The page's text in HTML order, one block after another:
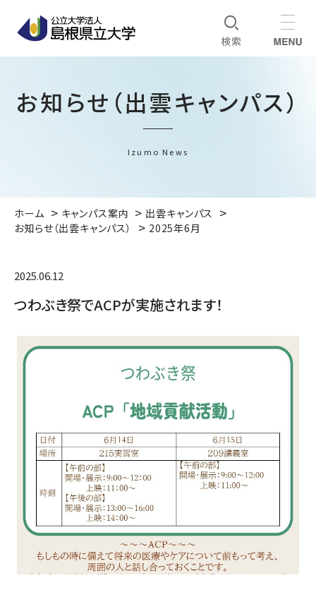
お知らせ（出雲キャンパス）
Izumo News
ホーム キャンパス案内
出雲キャンパス
お知らせ（出雲キャンパス）
2025年6月
2025.06.12
つわぶき祭でACPが実施されます！